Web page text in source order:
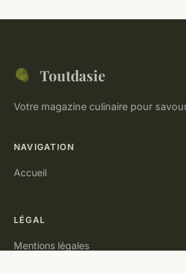
Toutdasie
Votre magazine culinaire pour
NAVIGATION
Accueil
LÉGAL
Mentions légales